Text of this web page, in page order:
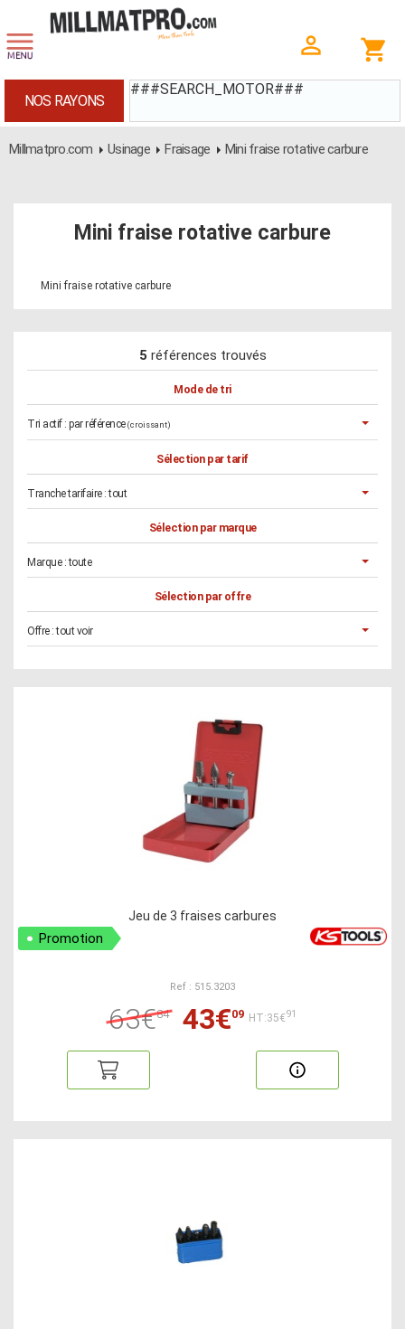
###SEARCH_MOTOR###
NOS RAYONS
Millmatpro.com Usinage Fraisage Mini fraise rotative carbure
Mini fraise rotative carbure
Mini fraise rotative carbure
5 références trouvés
Mode de tri
Tri actif : par référence (croissant)
Sélection par tarif
Tranche tarifaire :tout
Sélection par marque
Marque :toute
Sélection par offre
Offre :tout voir
Jeu de 3 fraises carbures
Promotion
Ref : 515.3203
63€84 43€09 HT:35€91